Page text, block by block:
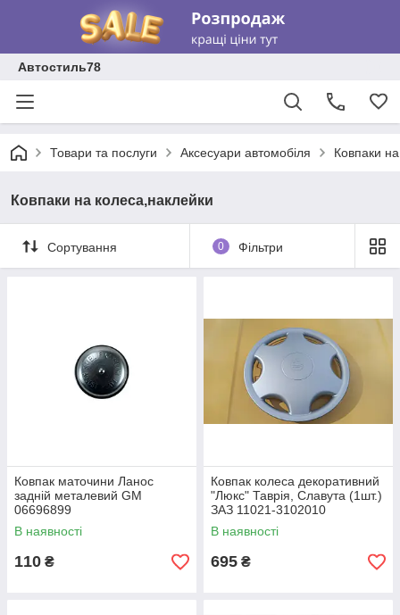
Автостиль78
Товари та послуги Аксесуари автомобіля Ковпаки
Ковпаки на колеса,наклейки
Сортування 0 Фільтри
Ковпак маточини Ланос
задній металевий GM
06696899
В наявності
110 ₴
Ковпак колеса декоративний
"Люкс" Таврія, Славута (1шт.)
ЗАЗ 11021-3102010
В наявності
695 ₴